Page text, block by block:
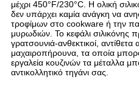
μέχρι 450°F/230°C. Η ολική
δεν υπάρχει καμία ανάγκη να
τροφίμων στο cookware ή την
μυρωδιών. Το κεφάλι σιλικόνης
γρατσουνιά-ανθεκτικοί,
μαχαιροπήρουνα, τα οποία
εργαλεία κουζινών τα μέταλλα
αντικολλητικό τηγάνι σας.